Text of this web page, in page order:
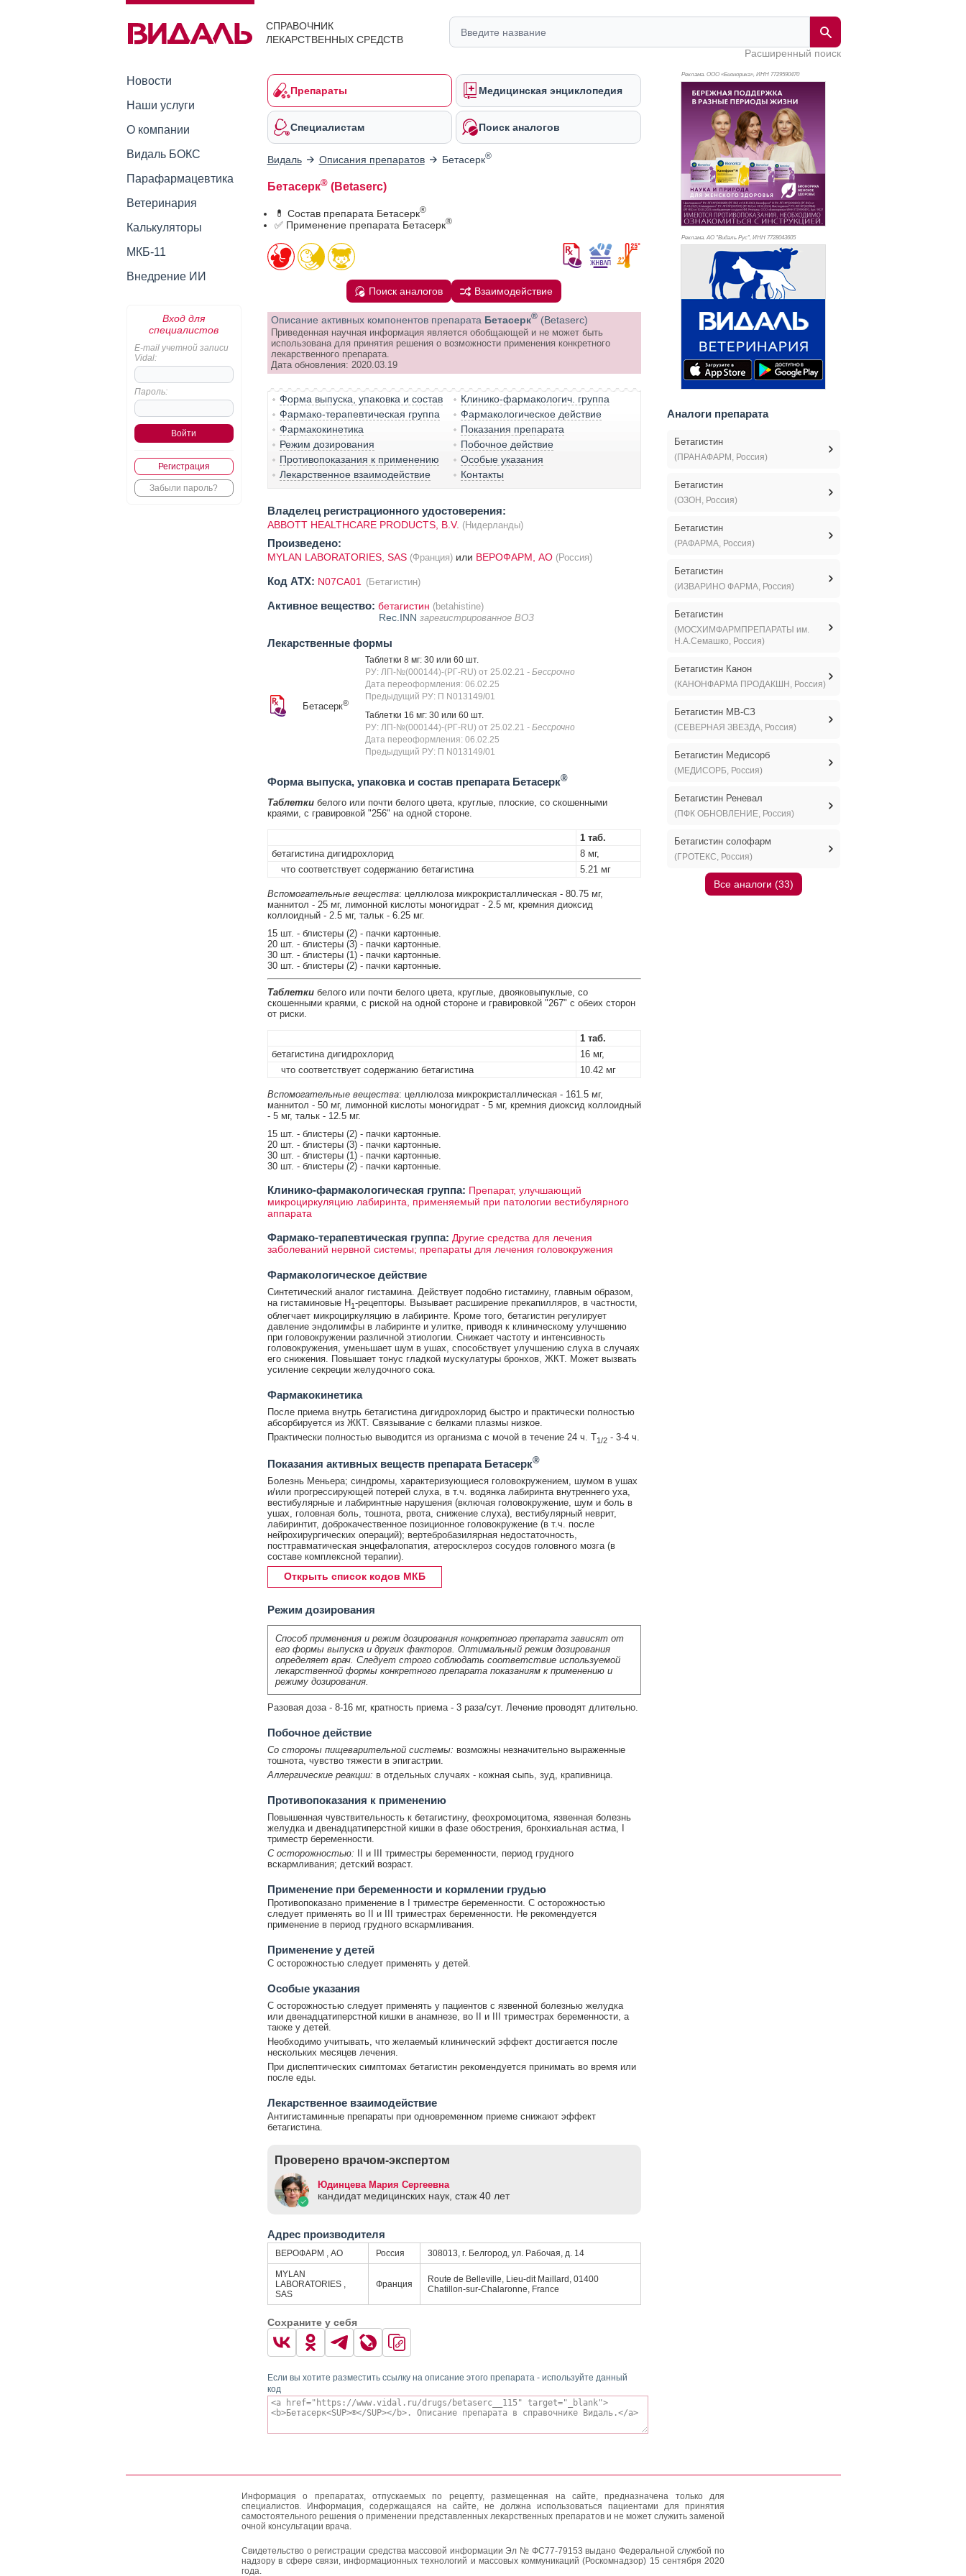
СПРАВОЧНИК
ЛЕКАРСТВЕННЫХ СРЕДСТВ
Расширенный поиск
Новости
Наши услуги
О компании
Видаль БОКС
Парафармацевтика
Ветеринария
Калькуляторы
МКБ-11
Внедрение ИИ
Вход для
специалистов
E-mail учетной записи
Vidal:
Пароль:
Регистрация
Забыли пароль?
Препараты Медицинская энциклопедия
Специалистам Поиск аналогов
Видаль Описания препаратов Бетасерк®
Бетасерк®(Betaserc)
💊 Состав препарата Бетасерк®
✅ Применение препарата Бетасерк®
Поиск аналогов Взаимодействие
Описание активных компонентов препарата Бетасерк® (Betaserc)
Приведенная научная информация является обобщающей и не может быть
использована для принятия решения о возможности применения конкретного
лекарственного препарата.
Дата обновления: 2020.03.19
Форма выпуска, упаковка и состав
Клинико-фармакологич. группа
Фармако-терапевтическая группа
Фармакологическое действие
Фармакокинетика
Показания препарата
Режим дозирования
Побочное действие
Противопоказания к применению
Особые указания
Лекарственное взаимодействие
Контакты
Владелец регистрационного удостоверения:
ABBOTT HEALTHCARE PRODUCTS, B.V. (Нидерланды)
Произведено:
MYLAN LABORATORIES, SAS (Франция)или ВЕРОФАРМ, АО (Россия)
Код ATX: N07CA01 (Бетагистин)
Активное вещество: бетагистин (betahistine)
Rec.INN зарегистрированное ВОЗ
Лекарственные формы
Бетасерк®
Таблетки 8 мг: 30 или 60 шт.
РУ: ЛП-№(000144)-(РГ-RU) от 25.02.21 - Бессрочно
Дата переоформления: 06.02.25
Предыдущий РУ: П N013149/01
Таблетки 16 мг: 30 или 60 шт.
РУ: ЛП-№(000144)-(РГ-RU) от 25.02.21 - Бессрочно
Дата переоформления: 06.02.25
Предыдущий РУ: П N013149/01
Форма выпуска, упаковка и состав препарата Бетасерк®
Таблеткибелого или почти белого цвета, круглые, плоские, со скошенными
краями, с гравировкой "256" на одной стороне.
1 таб.
бетагистина дигидрохлорид
8 мг,
что соответствует содержанию бетагистина
5.21 мг
Вспомогательные вещества: целлюлоза микрокристаллическая - 80.75 мг,
маннитол - 25 мг, лимонной кислоты моногидрат - 2.5 мг, кремния диоксид
коллоидный - 2.5 мг, тальк - 6.25 мг.
15 шт. - блистеры (2) - пачки картонные.
20 шт. - блистеры (3) - пачки картонные.
30 шт. - блистеры (1) - пачки картонные.
30 шт. - блистеры (2) - пачки картонные.
Таблеткибелого или почти белого цвета, круглые, двояковыпуклые, со
скошенными краями, с риской на одной стороне и гравировкой "267" с обеих сторон
от риски.
1 таб.
бетагистина дигидрохлорид
16 мг,
что соответствует содержанию бетагистина
10.42 мг
Вспомогательные вещества: целлюлоза микрокристаллическая - 161.5 мг,
маннитол - 50 мг, лимонной кислоты моногидрат - 5 мг, кремния диоксид коллоидный
- 5 мг, тальк - 12.5 мг.
15 шт. - блистеры (2) - пачки картонные.
20 шт. - блистеры (3) - пачки картонные.
30 шт. - блистеры (1) - пачки картонные.
30 шт. - блистеры (2) - пачки картонные.
Клинико-фармакологическая группа: Препарат, улучшающий
микроциркуляцию лабиринта, применяемый при патологии вестибулярного
аппарата
Фармако-терапевтическая группа: Другие средства для лечения
заболеваний нервной системы; препараты для лечения головокружения
Фармакологическое действие
Синтетический аналог гистамина. Действует подобно гистамину, главным образом,
на гистаминовые H1-рецепторы. Вызывает расширение прекапилляров, в частности,
облегчает микроциркуляцию в лабиринте. Кроме того, бетагистин регулирует
давление эндолимфы в лабиринте и улитке, приводя к клиническому улучшению
при головокружении различной этиологии. Снижает частоту и интенсивность
головокружения, уменьшает шум в ушах, способствует улучшению слуха в случаях
его снижения. Повышает тонус гладкой мускулатуры бронхов, ЖКТ. Может вызвать
усиление секреции желудочного сока.
Фармакокинетика
После приема внутрь бетагистина дигидрохлорид быстро и практически полностью
абсорбируется из ЖКТ. Связывание с белками плазмы низкое.
Практически полностью выводится из организма с мочой в течение 24 ч. T1/2- 3-4 ч.
Показания активных веществ препарата Бетасерк®
Болезнь Меньера; синдромы, характеризующиеся головокружением, шумом в ушах
и/или прогрессирующей потерей слуха, в т.ч. водянка лабиринта внутреннего уха,
вестибулярные и лабиринтные нарушения (включая головокружение, шум и боль в
ушах, головная боль, тошнота, рвота, снижение слуха), вестибулярный неврит,
лабиринтит, доброкачественное позиционное головокружение (в т.ч. после
нейрохирургических операций); вертебробазилярная недостаточность,
посттравматическая энцефалопатия, атеросклероз сосудов головного мозга (в
составе комплексной терапии).
Открыть список кодов МКБ
Режим дозирования
Способ применения и режим дозирования конкретного препарата зависят от
его формы выпуска и других факторов. Оптимальный режим дозирования
определяет врач. Следует строго соблюдать соответствие используемой
лекарственной формы конкретного препарата показаниям к применению и
режиму дозирования.
Разовая доза - 8-16 мг, кратность приема - 3 раза/сут. Лечение проводят длительно.
Побочное действие
Со стороны пищеварительной системы: возможны незначительно выраженные
тошнота, чувство тяжести в эпигастрии.
Аллергические реакции: в отдельных случаях - кожная сыпь, зуд, крапивница.
Противопоказания к применению
Повышенная чувствительность к бетагистину, феохромоцитома, язвенная болезнь
желудка и двенадцатиперстной кишки в фазе обострения, бронхиальная астма, I
триместр беременности.
С осторожностью: II и III триместры беременности, период грудного
вскармливания; детский возраст.
Применение при беременности и кормлении грудью
Противопоказано применение в I триместре беременности. С осторожностью
следует применять во II и III триместрах беременности. Не рекомендуется
применение в период грудного вскармливания.
Применение у детей
С осторожностью следует применять у детей.
Особые указания
С осторожностью следует применять у пациентов с язвенной болезнью желудка
или двенадцатиперстной кишки в анамнезе, во II и III триместрах беременности, а
также у детей.
Необходимо учитывать, что желаемый клинический эффект достигается после
нескольких месяцев лечения.
При диспептических симптомах бетагистин рекомендуется принимать во время или
после еды.
Лекарственное взаимодействие
Антигистаминные препараты при одновременном приеме снижают эффект
бетагистина.
Проверено врачом-экспертом
Юдинцева Мария Сергеевна
кандидат медицинских наук, стаж 40 лет
Адрес производителя
ВЕРОФАРМ , АО Россия 308013, г. Белгород, ул. Рабочая, д. 14
MYLAN
LABORATORIES ,
SAS
Франция
Route de Belleville, Lieu-dit Maillard, 01400
Chatillon-sur-Chalaronne, France
Сохраните у себя
Если вы хотите разместить ссылку на описание этого препарата - используйте данный
код
Реклама. ООО «Бионорика», ИНН 7729590470
Реклама. АО "Видаль Рус", ИНН 7728043605
Аналоги препарата
Бетагистин
(ПРАНАФАРМ, Россия)
Бетагистин
(ОЗОН, Россия)
Бетагистин
(РАФАРМА, Россия)
Бетагистин
(ИЗВАРИНО ФАРМА, Россия)
Бетагистин
(МОСХИМФАРМПРЕПАРАТЫ им.
Н.А.Семашко, Россия)
Бетагистин Канон
(КАНОНФАРМА ПРОДАКШН, Россия)
Бетагистин МВ-СЗ
(СЕВЕРНАЯ ЗВЕЗДА, Россия)
Бетагистин Медисорб
(МЕДИСОРБ, Россия)
Бетагистин Реневал
(ПФК ОБНОВЛЕНИЕ, Россия)
Бетагистин солофарм
(ГРОТЕКС, Россия)
Все аналоги (33)
Информация о препаратах, отпускаемых по рецепту, размещенная на сайте, предназначена только для
специалистов. Информация, содержащаяся на сайте, не должна использоваться пациентами для принятия
самостоятельного решения о применении представленных лекарственных препаратов и не может служить заменой
очной консультации врача.
Свидетельство о регистрации средства массовой информации Эл № ФС77-79153 выдано Федеральной службой по
надзору в сфере связи, информационных технологий и массовых коммуникаций (Роскомнадзор) 15 сентября 2020
года.